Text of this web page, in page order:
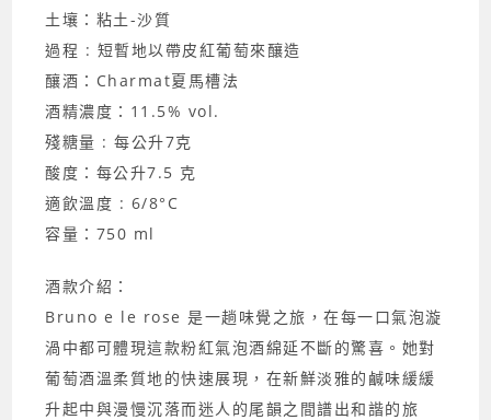
土壤：粘土-沙質
過程 : 短暫地以帶皮紅葡萄來釀造
釀酒：Charmat夏馬槽法
酒精濃度：11.5% vol.
殘糖量 : 每公升7克
酸度：每公升7.5 克
適飲溫度 : 6/8°C
容量：750 ml
酒款介紹：
Bruno e le rose 是一趟味覺之旅，在每一口氣泡漩
渦中都可體現這款粉紅氣泡酒綿延不斷的驚喜。她對
葡萄酒溫柔質地的快速展現，在新鮮淡雅的鹹味緩緩
升起中與漫慢沉落而迷人的尾韻之間譜出和諧的旅